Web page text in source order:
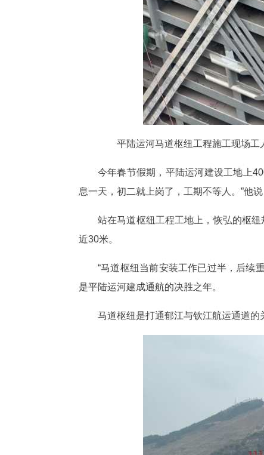
平陆运河马道枢纽工程施工现场工
今年春节假期，平陆运河建设工地上
息一天，初二就上岗了，工期不等人。”他
站在马道枢纽工程工地上，恢弘的枢
近30米。
“马道枢纽当前安装工作已过半，后续
是平陆运河建成通航的决胜之年。
马道枢纽是打通郁江与钦江航运通道的